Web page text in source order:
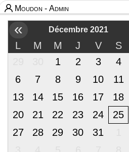
Moudon - Admin
« Décembre 2021
L M M J V
S
1 2 3
4
6
7 8 9 10
11
13
14 15 16 17
18
20
21 22 23 24
25
27
28 29 30 31